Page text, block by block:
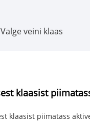
Valge veini klaas
klaasist
klaasist piimatass